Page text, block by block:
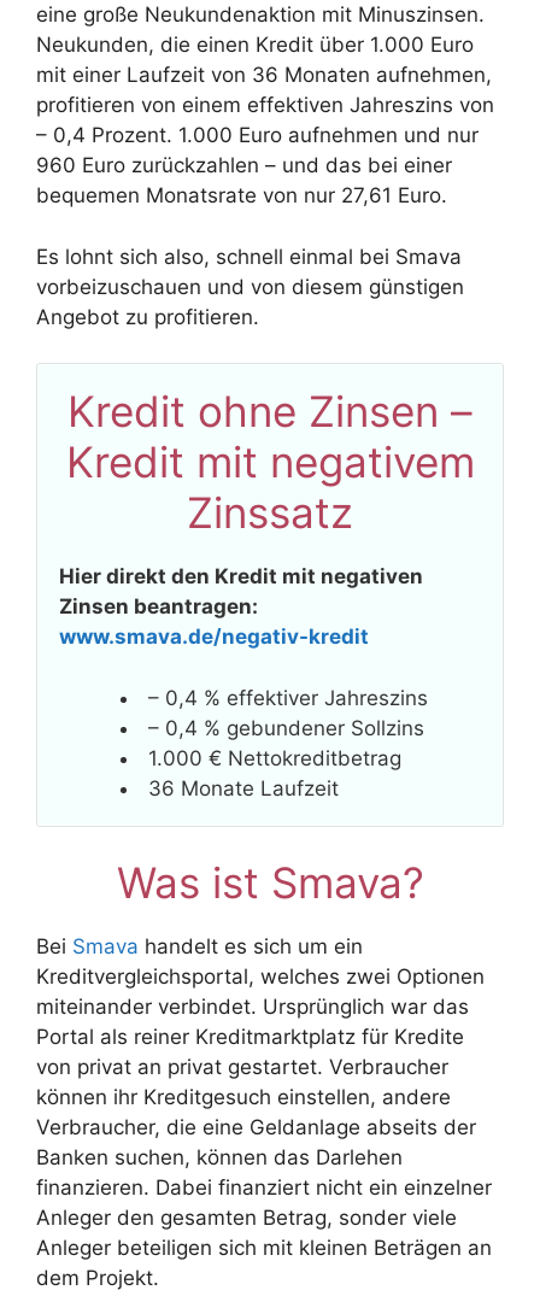
eine große Neukundenaktion mit Minuszinsen.
Neukunden, die einen Kredit über 1.000 Euro
mit einer Laufzeit von 36 Monaten aufnehmen,
profitieren von einem effektiven Jahreszins von
– 0,4 Prozent. 1.000 Euro aufnehmen und nur
960 Euro zurückzahlen – und das bei einer
bequemen Monatsrate von nur 27,61 Euro.
Es lohnt sich also, schnell einmal bei Smava
vorbeizuschauen und von diesem günstigen
Angebot zu profitieren.
Kredit ohne Zinsen –
Kredit mit negativem
Zinssatz
Hier direkt den Kredit mit negativen
Zinsen beantragen:
www.smava.de/negativ-kredit
– 0,4 % effektiver Jahreszins
– 0,4 % gebundener Sollzins
1.000 € Nettokreditbetrag
36 Monate Laufzeit
Was ist Smava?
Bei Smava handelt es sich um ein
Kreditvergleichsportal, welches zwei Optionen
miteinander verbindet. Ursprünglich war das
Portal als reiner Kreditmarktplatz für Kredite
von privat an privat gestartet. Verbraucher
können ihr Kreditgesuch einstellen, andere
Verbraucher, die eine Geldanlage abseits der
Banken suchen, können das Darlehen
finanzieren. Dabei finanziert nicht ein einzelner
Anleger den gesamten Betrag, sonder viele
Anleger beteiligen sich mit kleinen Beträgen an
dem Projekt.